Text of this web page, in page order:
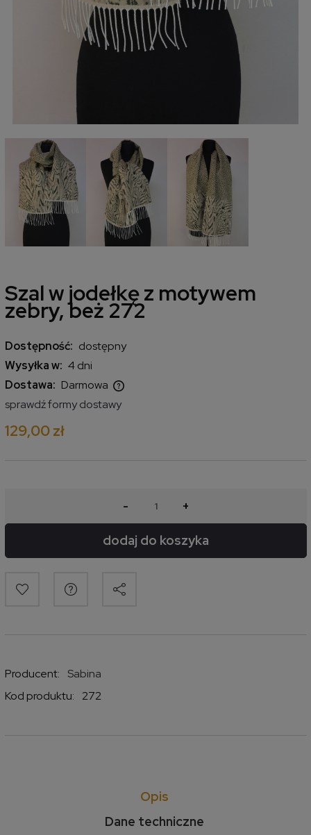
Szal w jodełkę z motywem
zebry, beż 272
Dostępność: dostępny
Wysyłka w: 4 dni
Dostawa: Darmowa
Cena nie zawiera ewentualnych kosztów płatności
sprawdź formy dostawy
129,00 zł
- +
dodaj do koszyka
Producent:
Sabina
Kod produktu:
272
Opis
Dane techniczne